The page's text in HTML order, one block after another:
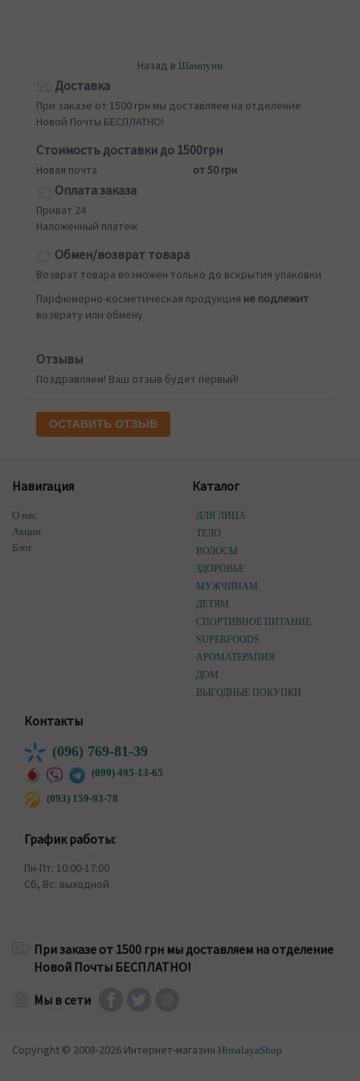
Назад в Шампуни
Доставка
При заказе от 1500 грн мы доставляем на отделение
Новой Почты БЕСПЛАТНО!
Стоимость доставки до 1500грн
Новая почта от 50 грн
Оплата заказа
Приват 24
Наложенный платеж
Обмен/возврат товара
Возврат товара возможен только до вскрытия упаковки
Парфюмерно-косметическая продукция не подлежит
возврату или обмену
Отзывы
Поздравляем! Ваш отзыв будет первый!
ОСТАВИТЬ ОТЗЫВ
Навигация
О нас
Акции
Блог
Каталог
ДЛЯ ЛИЦА
ТЕЛО
ВОЛОСЫ
ЗДОРОВЬЕ
МУЖЧИНАМ
ДЕТЯМ
СПОРТИВНОЕ ПИТАНИЕ
SUPERFOODS
АРОМАТЕРАПИЯ
ДОМ
ВЫГОДНЫЕ ПОКУПКИ
Контакты
(096) 769-81-39
(099) 495-13-65
(093) 159-93-78
График работы:
Пн-Пт: 10:00-17:00
Сб, Вс: выходной
При заказе от 1500 грн мы доставляем на отделение
Новой Почты БЕСПЛАТНО!
Мы в сети
Copyright © 2008-2026 Интернет-магазин HimalayaShop